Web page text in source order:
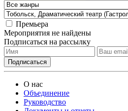
Премьера
Мероприятия не найдены
Подписаться на рассылку
О нас
Объединение
Руководство